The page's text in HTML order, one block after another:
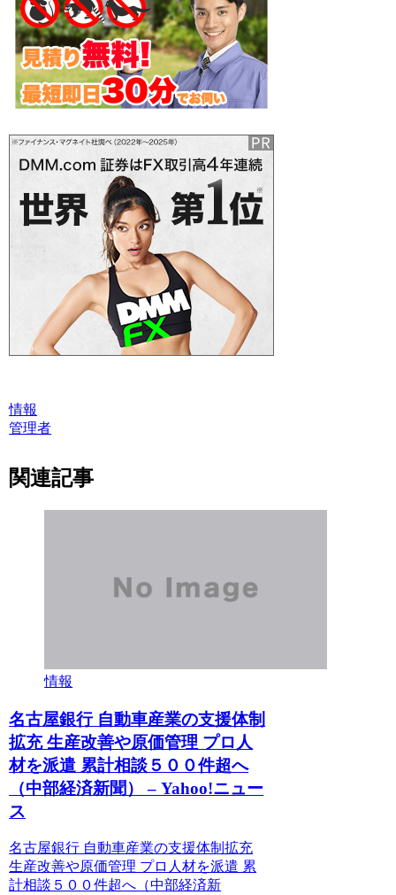
情報
管理者
関連記事
情報
名古屋銀行 自動車産業の支援体制
拡充 生産改善や原価管理 プロ人
材を派遣 累計相談５００件超へ
（中部経済新聞） – Yahoo!ニュー
ス
名古屋銀行 自動車産業の支援体制拡充
生産改善や原価管理 プロ人材を派遣 累
計相談５００件超へ（中部経済新